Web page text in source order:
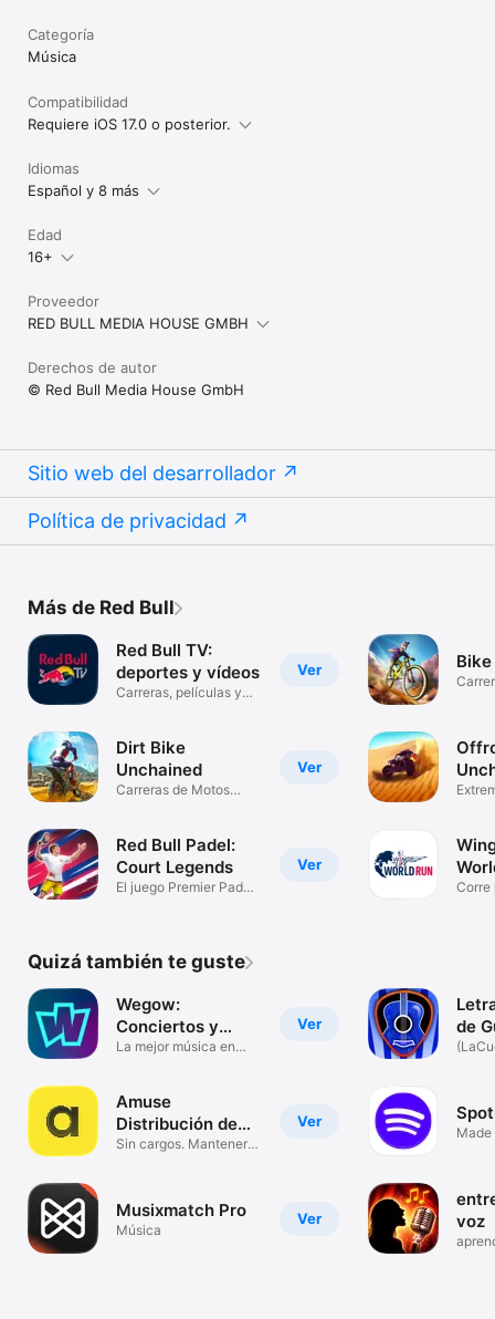
Categoría
Música
Compatibilidad
Requiere iOS 17.0 o posterior.
Idiomas
Español y 8 más
Edad
16+
Proveedor
RED BULL MEDIA HOUSE GMBH
Derechos de autor
© Red Bull Media House GmbH
Sitio web del desarrollador
Política de privacidad
Más de Red Bull
Ver
Red Bull TV:
deportes y vídeos
Carreras, películas y
Ver
Dirt Bike
Unchained
Carreras de Motos
Ver
Red Bull Padel:
Court Legends
El juego Premier Padel
Corre
Quizá también te guste
Ver
Wegow:
Conciertos y
festivales
La mejor música en
Ver
Amuse
Distribución de
música
Sin cargos. Mantener
Ver
Musixmatch Pro
Música
de
Made
voz